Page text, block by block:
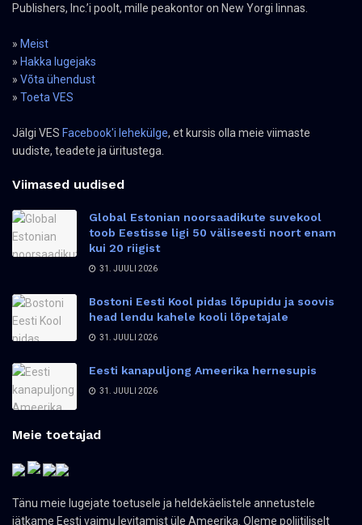
Publishers, Inc.’i poolt, mille peakontor on New Yorgi linnas.
» Meist
» Hakka lugejaks
» Võta ühendust
» Toeta VES
Jälgi VES Facebook'i lehekülge, et kursis olla meie viimaste
uudiste, teadete ja üritustega.
Viimased uudised
Global Estonian noorsaadikute suvekool
toob Eestisse ligi 50 väliseesti noort enam
kui 20 riigist
31. JUULI 2026
Bostoni Eesti Kool pidas lõpupidu ja soovis
head lendu kahele kooli lõpetajale
31. JUULI 2026
Eesti kanapuljong Ameerika hernesupis
31. JUULI 2026
Meie toetajad
Tänu meie lugejate toetusele ja heldekäelistele annetustele
jätkame Eesti vaimu levitamist üle Ameerika. Oleme poliitiliselt